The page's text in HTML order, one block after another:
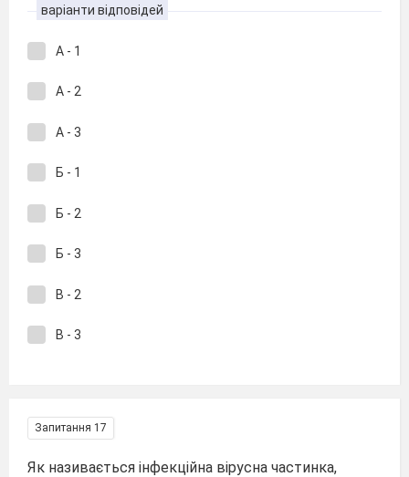
варіанти відповідей
А - 1
А - 2
А - 3
Б - 1
Б - 2
Б - 3
В - 2
В - 3
Запитання 17
Як називається інфекційна вірусна частинка,